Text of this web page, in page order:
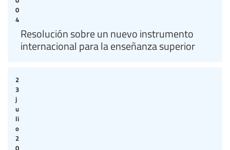
0
4
Resolución sobre un nuevo instrumento
internacional para la enseñanza superior
2
3
j
u
li
o
2